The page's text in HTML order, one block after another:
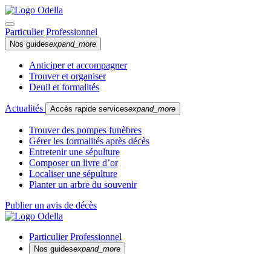
Particulier Professionnel
Nos guidesexpand_more
Anticiper et accompagner
Trouver et organiser
Deuil et formalités
Actualités Accès rapide servicesexpand_more
Trouver des pompes funèbres
Gérer les formalités après décès
Entretenir une sépulture
Composer un livre d’or
Localiser une sépulture
Planter un arbre du souvenir
Publier un avis de décès
Particulier Professionnel
Nos guidesexpand_more